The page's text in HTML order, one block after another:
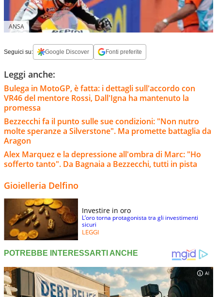
ANSA
Seguici su: Google Discover Fonti preferite
Leggi anche:
Bulega in MotoGP, è fatta: i dettagli sull'accordo con
VR46 del mentore Rossi, Dall'Igna ha mantenuto la
promessa
Bezzecchi fa il punto sulle sue condizioni: "Non nutro
molte speranze a Silverstone". Ma promette battaglia da
Aragon
Alex Marquez e la depressione all'ombra di Marc: "Ho
sofferto tanto". Da Bagnaia a Bezzecchi, tutti in pista
Gioielleria Delfino
Investire in oro
L’oro torna protagonista tra gli investimenti
sicuri
LEGGI